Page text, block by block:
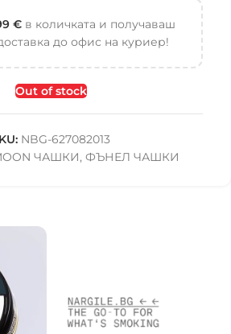
€в количката и получаваш
до офис на куриер!
Out of stock
NBG-627082013
ЧАШКИ, ФЪНЕЛ ЧАШКИ